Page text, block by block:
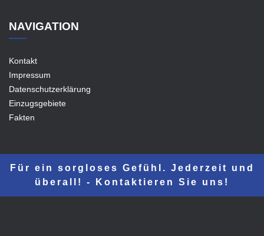
NAVIGATION
Kontakt
Impressum
Datenschutzerklärung
Einzugsgebiete
Fakten
Für ein sorgloses Gefühl. Jederzeit und
überall! - Kontaktieren Sie uns!